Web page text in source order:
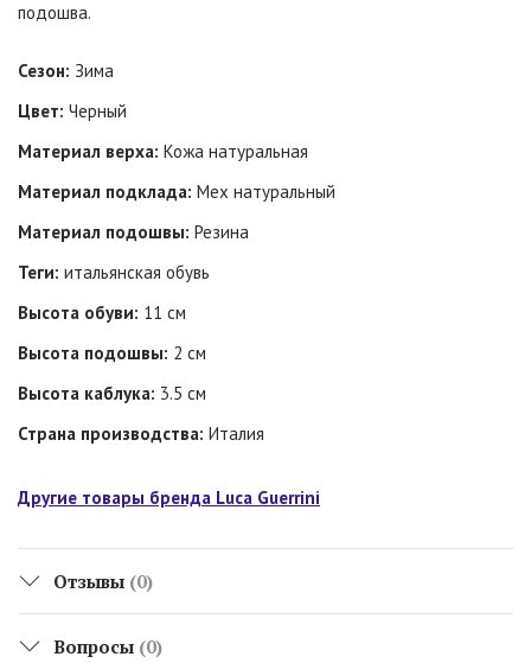
подошва.
Сезон: Зима
Цвет: Черный
Материал верха: Кожа натуральная
Материал подклада: Мех натуральный
Материал подошвы: Резина
Теги: итальянская обувь
Высота обуви: 11 см
Высота подошвы: 2 см
Высота каблука: 3.5 см
Страна производства: Италия
Другие товары бренда Luca Guerrini
Отзывы (0)
Вопросы (0)